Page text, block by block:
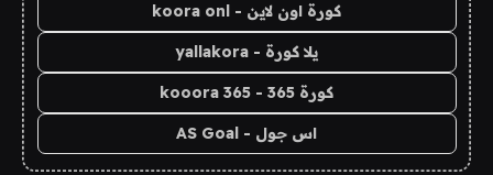
كورة اون لاين - koora onl
يلا كورة - yallakora
كورة 365 - kooora 365
اس جول - AS Goal